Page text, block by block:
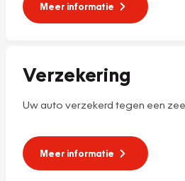
Meer informatie
Verzekering
Uw auto verzekerd tegen een
Meer informatie